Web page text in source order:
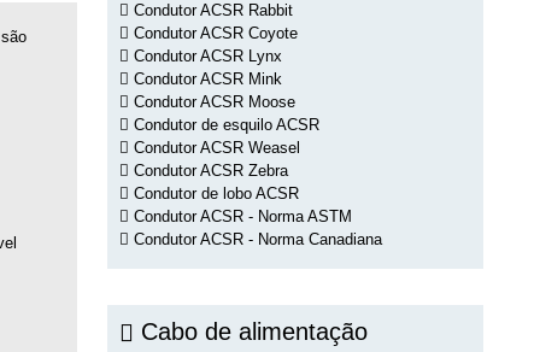
Condutor ACSR Rabbit
Condutor ACSR Coyote
Condutor ACSR Lynx
Condutor ACSR Mink
Condutor ACSR Moose
Condutor de esquilo ACSR
Condutor ACSR Weasel
Condutor ACSR Zebra
Condutor de lobo ACSR
Condutor ACSR - Norma ASTM
Condutor ACSR - Norma Canadiana
Cabo de alimentação